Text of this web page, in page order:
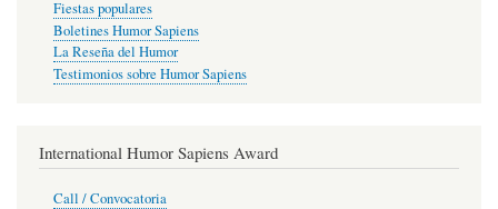
Fiestas populares
Boletines Humor Sapiens
La Reseña del Humor
Testimonios sobre Humor Sapiens
International Humor Sapiens Award
Call / Convocatoria